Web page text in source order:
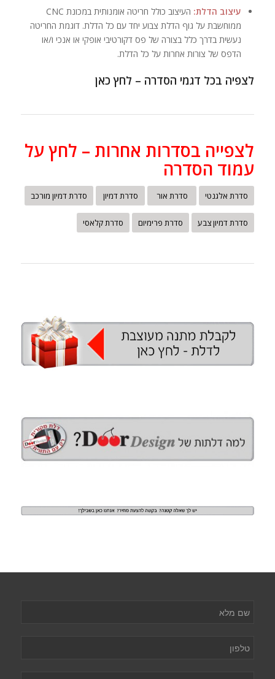
עיצוב הדלת:
העיצוב כולל חריטה אומנותית במכונת CNC
ממוחשבת על גוף הדלת צבוע יחד עם כל הדלת. דוגמת החריטה
נעשית בדרך כלל בצורה של פס דקורטיבי אופקי או אנכי ו/או
הדפס של צורות אחרות על כל הדלת.
לצפיה בכל דגמי הסדרה – לחץ כאן
לצפייה בסדרות אחרות – לחץ על
עמוד הסדרה
סדרת אלגנטי סדרת אור סדרת דמיון סדרת דמיון מורכב
סדרת דמיון צבע סדרת פרימיום סדרת קלאסי